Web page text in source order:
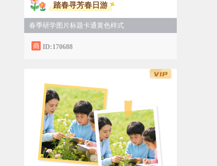
踏春寻芳春日游
春季研学图片标题卡通黄色样式
ID:170688